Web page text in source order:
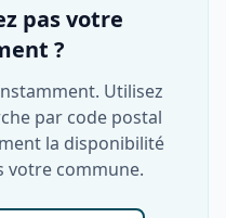
pas votre
?
Utilisez
par code postal
la disponibilité
votre commune.